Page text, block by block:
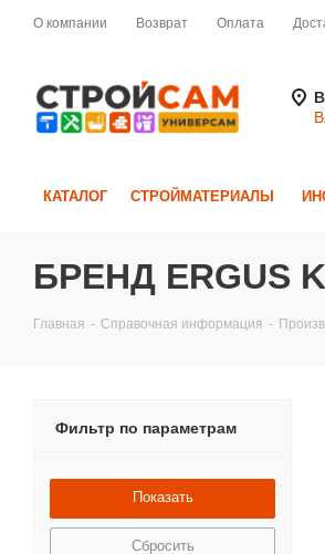
О компании Возврат Оплата
КАТАЛОГ СТРОЙМАТЕРИАЛЫ
БРЕНД ERGUS
Главная - Справочная информация -
Фильтр по параметрам
Сбросить